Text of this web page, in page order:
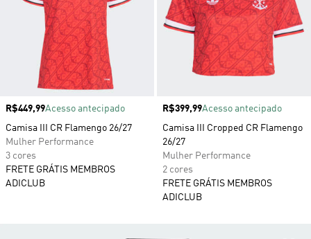
Preço
R$449,99Acesso antecipado
Camisa III CR Flamengo 26/27
Mulher Performance
3 cores
FRETE GRÁTIS MEMBROS
ADICLUB
Preço
R$399,99Acesso antecipado
Camisa III Cropped CR Flamengo
26/27
Mulher Performance
2 cores
FRETE GRÁTIS MEMBROS
ADICLUB